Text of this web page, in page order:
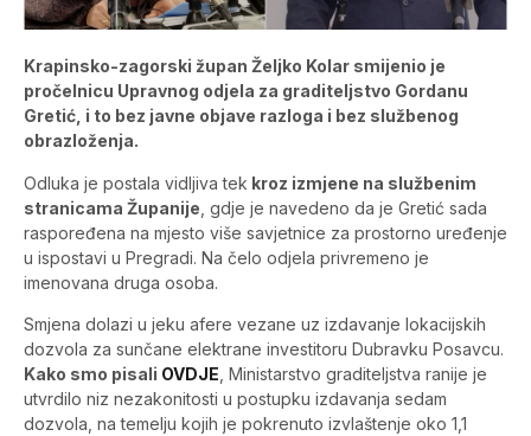
Krapinsko-zagorski župan Željko Kolar smijenio je
pročelnicu Upravnog odjela za graditeljstvo Gordanu
Gretić, i to bez javne objave razloga i bez službenog
obrazloženja.
Odluka je postala vidljiva tek kroz izmjene na službenim
stranicama Županije , gdje je navedeno da je Gretić sada
raspoređena na mjesto više savjetnice za prostorno uređenje
u ispostavi u Pregradi. Na čelo odjela privremeno je
imenovana druga osoba.
Smjena dolazi u jeku afere vezane uz izdavanje lokacijskih
dozvola za sunčane elektrane investitoru Dubravku Posavcu.
Kako smo pisali OVDJE , Ministarstvo graditeljstva ranije je
utvrdilo niz nezakonitosti u postupku izdavanja sedam
dozvola, na temelju kojih je pokrenuto izvlaštenje oko 1,1